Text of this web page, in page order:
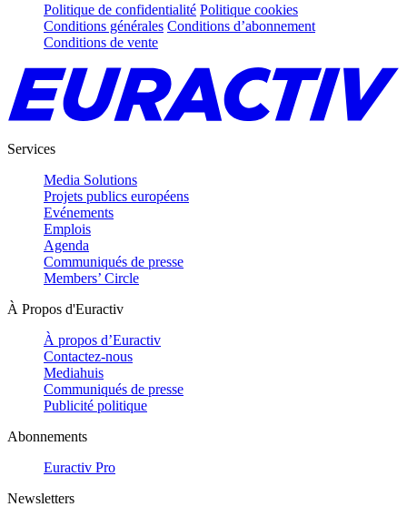
Politique de confidentialité Politique cookies
Conditions générales Conditions d’abonnement
Conditions de vente
Services
Media Solutions
Projets publics européens
Evénements
Emplois
Agenda
Communiqués de presse
Members’ Circle
À Propos d'Euractiv
À propos d’Euractiv
Contactez-nous
Mediahuis
Communiqués de presse
Publicité politique
Abonnements
Euractiv Pro
Newsletters